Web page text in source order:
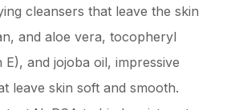
cleansers that leave the skin
and aloe vera, tocopheryl
E), and jojoba oil, impressive
leave skin soft and smooth.